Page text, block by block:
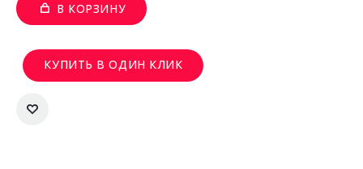
В КОРЗИНУ
КУПИТЬ В ОДИН КЛИК